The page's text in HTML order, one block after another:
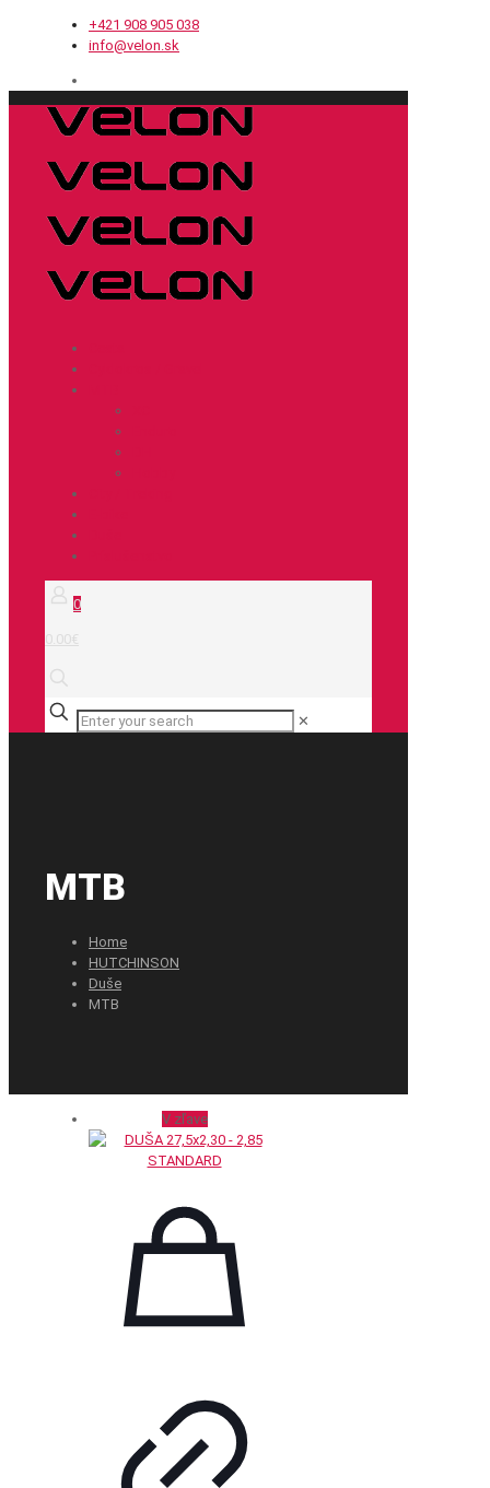
+421 908 905 038
info@velon.sk
0
0.00€
✕
MTB
Home
HUTCHINSON
Duše
MTB
V zľave